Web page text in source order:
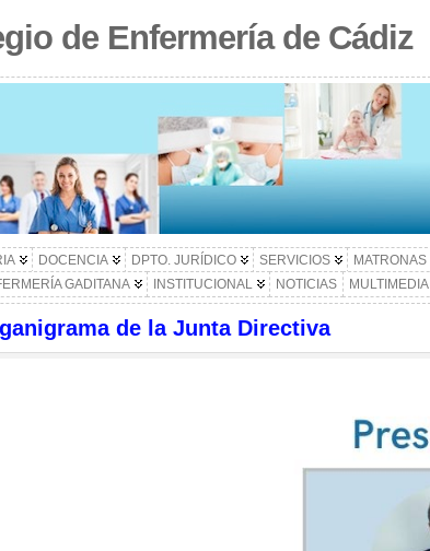
de Enfermería de Cádiz
DOCENCIA DPTO. JURÍDICO SERVICIOS MATRONAS
GADITANA INSTITUCIONAL NOTICIAS MULTIMEDIA
de la Junta Directiva